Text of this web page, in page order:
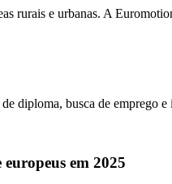
rurais e urbanas. A
diploma, busca de emprego e
em 2025